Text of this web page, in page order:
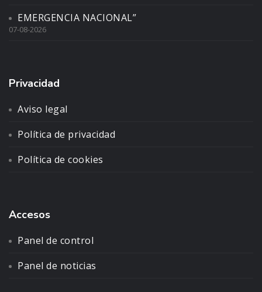
EMERGENCIA NACIONAL”
07-08-2026
Privacidad
Aviso legal
Política de privacidad
Política de cookies
Accesos
Panel de control
Panel de noticias